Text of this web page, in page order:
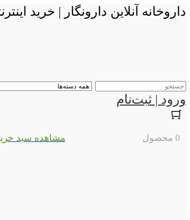
داروخانه آنلاین دارونگار | خرید
ورود | ثبت‌نام
0 محصول مشاهده سبد